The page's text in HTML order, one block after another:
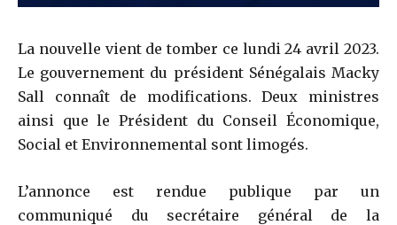
La nouvelle vient de tomber ce lundi 24 avril 2023.
Le gouvernement du président Sénégalais Macky
Sall connaît de modifications. Deux ministres
ainsi que le Président du Conseil Économique,
Social et Environnemental sont limogés.
L’annonce est rendue publique par un
communiqué du secrétaire général de la